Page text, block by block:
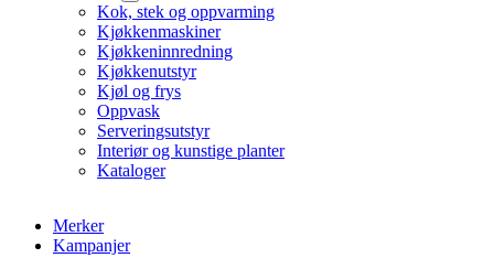
Kok, stek og oppvarming
Kjøkkenmaskiner
Kjøkkeninnredning
Kjøkkenutstyr
Kjøl og frys
Oppvask
Serveringsutstyr
Interiør og kunstige planter
Kataloger
Merker
Kampanjer